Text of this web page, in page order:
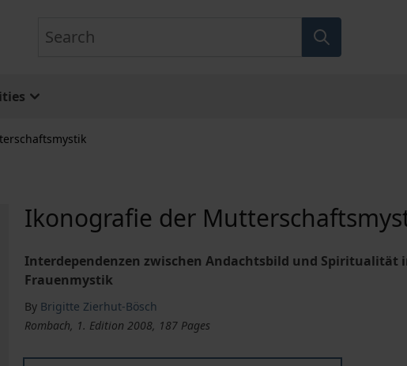
Ikonografie der
Interdependenzen zwischen Andachtsbild und
Frauenmystik
By Brigitte Zierhut-Bösch
Rombach, 1. Edition 2008, 187 Pages